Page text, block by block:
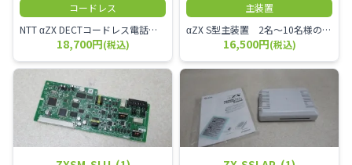
コードレス
NTT αZX DECTコードレス電話機 電波方式がDECTで、 防水機能（IPX4:あらゆる方向からの水の飛まつを受けても有害な影響を受けない。)を備えた 接続装置と子機の一対シングルゾーンコードレスです。
18,700円(税込)
主装置
αZX S型主装置 2名～10名様のオフィスに適しております。
16,500円(税込)